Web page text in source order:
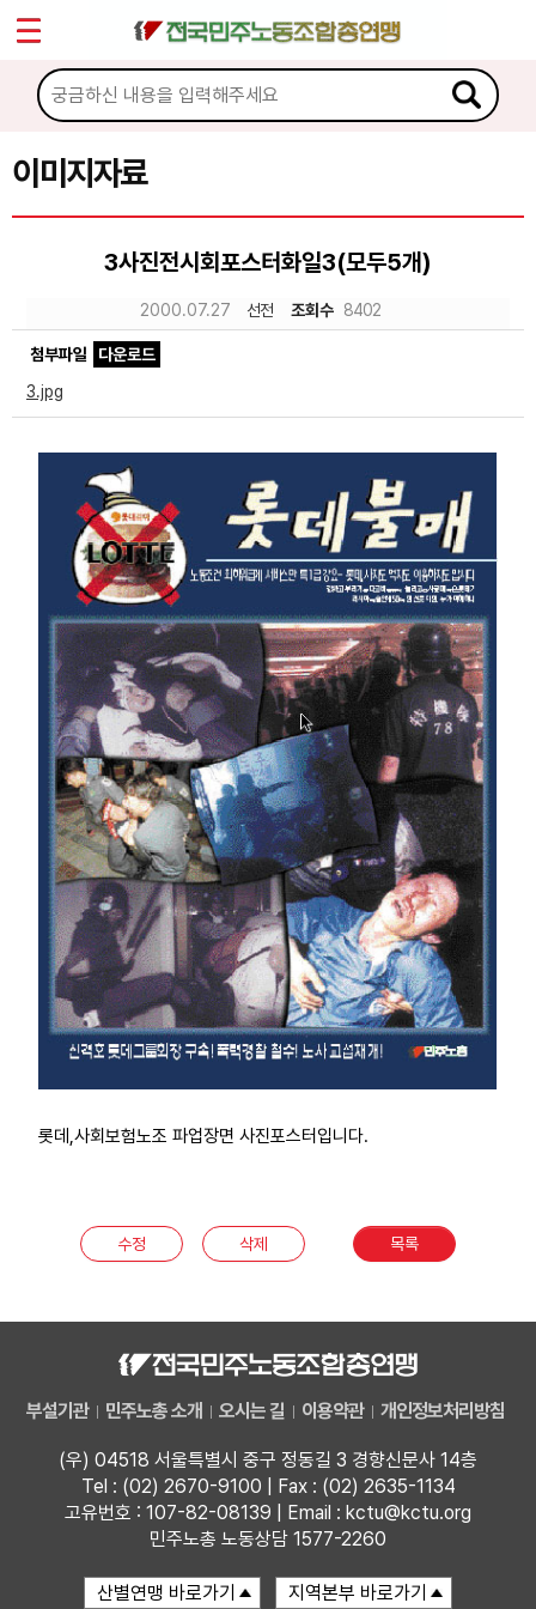
이미지자료
3사진전시회포스터화일3(모두5개)
2000.07.27 선전 조회수 8402
첨부파일
다운로드
3.jpg
롯데,사회보험노조 파업장면 사진포스터입니다.
수정 삭제 목록
부설기관 민주노총 소개 오시는 길 이용약관 개인정보처리방침
(우) 04518 서울특별시 중구 정동길 3 경향신문사 14층
Tel : (02) 2670-9100 | Fax : (02) 2635-1134
고유번호 : 107-82-08139 | Email : kctu@kctu.org
민주노총 노동상담 1577-2260
마이페이지
소개
소식
문서자료
미디어자료
카드뉴스
부설기관
업무
Sketchbook5, 스케치북5
Sketchbook5, 스케치북5